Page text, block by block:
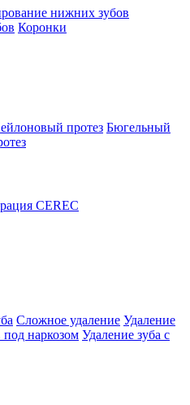
нижних зубов
Коронки
протез Бюгельный
CEREC
Сложное удаление Удаление
под наркозом Удаление зуба с